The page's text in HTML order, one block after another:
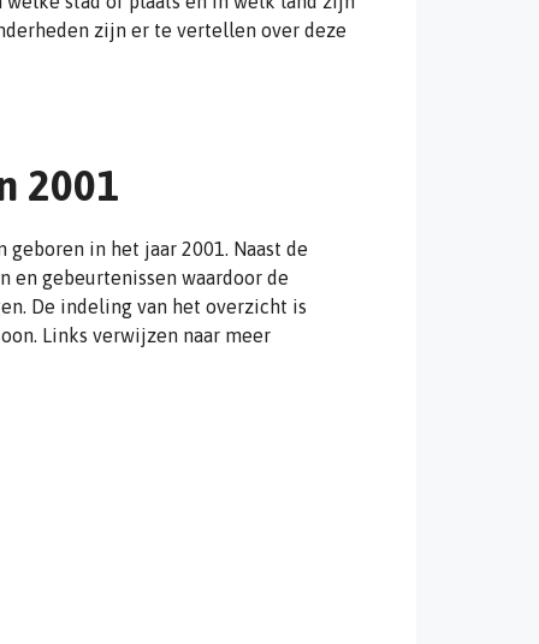
zijn er te vertellen over deze
2001
in het jaar 2001. Naast de
en gebeurtenissen waardoor de
De indeling van het overzicht is
Links verwijzen naar meer